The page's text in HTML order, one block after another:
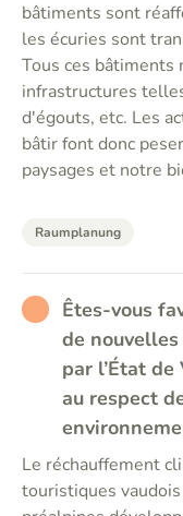
bâtiments sont
les écuries sont
Tous ces
infrastructures
d'égouts, etc. Les
bâtir font donc
paysages et notre
Raumplanung
RATHER_BAD
Êtes-vous
de
par l’État de
au respect
Le réchauffement
touristiques vaudois